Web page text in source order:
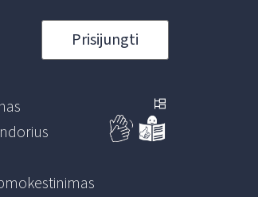
Prisijungti